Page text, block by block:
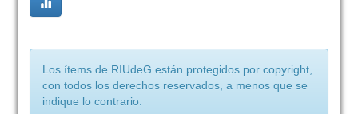
Los ítems de RIUdeG están protegidos por copyright,
con todos los derechos reservados, a menos que se
indique lo contrario.